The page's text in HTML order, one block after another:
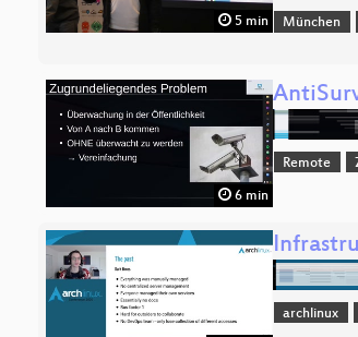
5 min München
6 min
Remote
archlinux